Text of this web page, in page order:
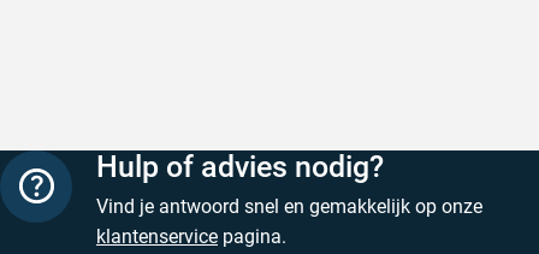
Hulp of advies nodig?
Vind je antwoord snel en gemakkelijk op onze
klantenservice pagina.